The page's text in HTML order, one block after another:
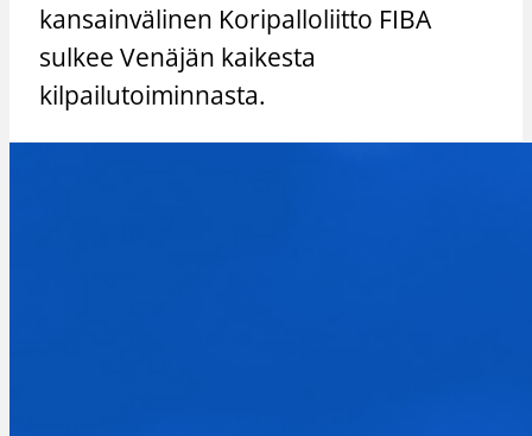
kansainvälinen Koripalloliitto FIBA
sulkee Venäjän kaikesta
kilpailutoiminnasta.